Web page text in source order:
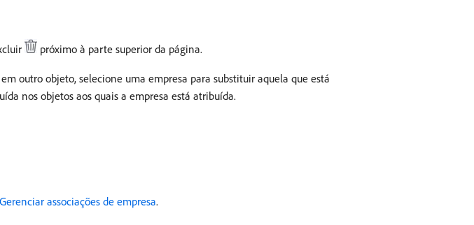
próximo à parte superior da página.
outro objeto, selecione uma empresa para substituir aquela que está
nos objetos aos quais a empresa está atribuída.
Gerenciar associações de empresa.